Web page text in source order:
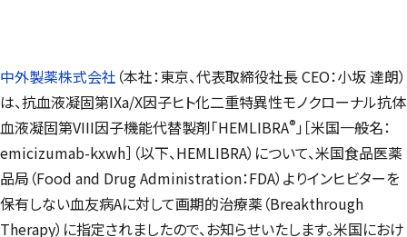
中外製薬株式会社 （本社：東京、代表取締役社長 CEO：小坂 達朗）
は、抗血液凝固第IXa/X因子ヒト化二重特異性モノクローナル抗体
血液凝固第VIII因子機能代替製剤「HEMLIBRA® 」［米国一般名：
emicizumab-kxwh］（以下、HEMLIBRA）について、米国食品医薬
品局（Food and Drug Administration：FDA）よりインヒビターを
保有しない血友病Aに対して画期的治療薬（Breakthrough
Therapy）に指定されましたので、お知らせいたします。米国におけ